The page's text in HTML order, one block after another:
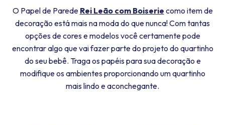
O Papel de Parede Rei Leão com Boiserie como item de
decoração está mais na moda do que nunca! Com tantas
opções de cores e modelos você certamente pode
encontrar algo que vai fazer parte do projeto do quartinho
do seu bebê. Traga os papéis para sua decoração e
modifique os ambientes proporcionando um quartinho
mais lindo e aconchegante.